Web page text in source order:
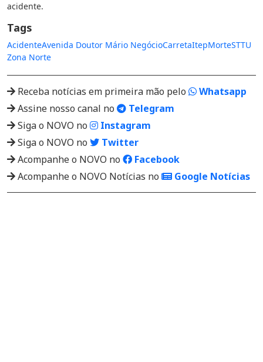
acidente.
Tags
AcidenteAvenida Doutor Mário NegócioCarretaItepMorteSTTU
Zona Norte
Receba notícias em primeira mão pelo
Whatsapp
Assine nosso canal no
Telegram
Siga o NOVO no
Instagram
Siga o NOVO no
Twitter
Acompanhe o NOVO no
Facebook
Acompanhe o NOVO Notícias no
Google Notícias